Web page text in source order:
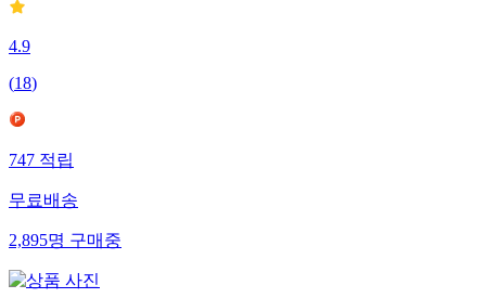
4.9
(18)
747적립
무료배송
2,895명구매중